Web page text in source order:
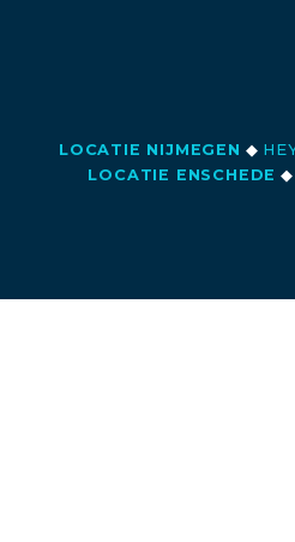
LOCATIE NIJMEGEN ◆
LOCATIE ENSCHEDE ◆